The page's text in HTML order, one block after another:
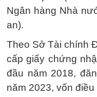
Ngân hàng Nhà
an).
Theo Sở Tài chính
cấp giấy chứng
đầu năm 2018,
năm 2023, vốn